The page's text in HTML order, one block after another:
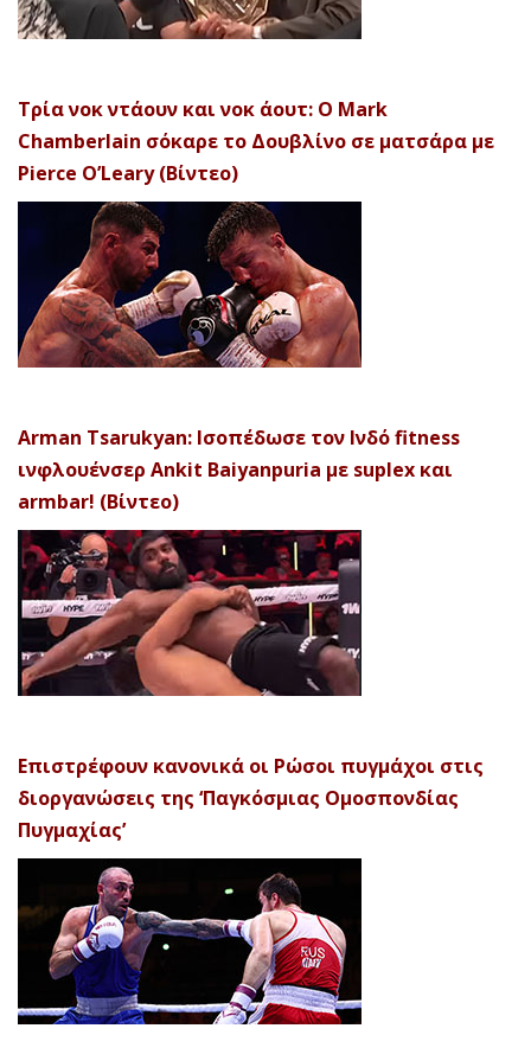
Τρία νοκ ντάουν και νοκ άουτ: Ο Mark
Chamberlain σόκαρε το Δουβλίνο σε ματσάρα με
Pierce O’Leary (Βίντεο)
Arman Tsarukyan: Ισοπέδωσε τον Ινδό fitness
ινφλουένσερ Ankit Baiyanpuria με suplex και
armbar! (Βίντεο)
Επιστρέφουν κανονικά οι Ρώσοι πυγμάχοι στις
διοργανώσεις της ‘Παγκόσμιας Ομοσπονδίας
Πυγμαχίας’